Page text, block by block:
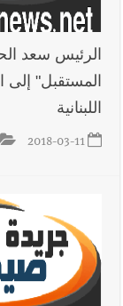
الرئيس سعد
المستقبل" إلى
اللبنانية
2018-03-11